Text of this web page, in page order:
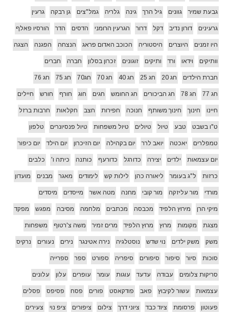
גבעת שמיר גוונים גיל הרך גינה גלריה גמל"צים גן רבקה גרעין
גרעינים דורון נדיב דקל דרור הגרעין הרומני הדסים הדר הורסיו פאלף
היו זמנים היוצרים היסטוריה הכוכב האדום פראג הנצחה הפגנה הצגה
וותיקים וידאו ורד ותיקים זוגונים זכרון בסלון חברה חברים
חברת הילדים חג 20 חג 25 חג 40 חג 70 חג70 חג 75 חג 76
חג 77 חג 78 חג הביכורים חג החומש חגים חוג חורף חורש חיילים
חיינו חינוך חינוך משותף חנוכה חפירות חצב חקלאות חרבות ברזל
ט"ו בשבט טבע טיול טיולים טיול משפחות טיול פנסיונרים טלפון
טמפלרים יאכטה יואב לרר יום בקהילה יום הזיכרון יום הילד יום כיפור
יום עצמאות ילדים יצירה כדורגל כדורעף כותנה כיתה ו' כלבים
כרזות ל"ג בעומר ליאורה כהן לילות קש לימודים מאגר מבנים מועדון
מורדי מור עליזקה מור קובי מחנה מטה אשר מייסדים מיסדים
מיקי הרן מירוץ הלפיד מכבסה מכתבים מלחמה מסיבה מפגש מפקד
מצגת מקומות מרוץ מרוץ הלפיד מרים זמיר משה צ'רטוף משפחות
משק משק ילדים נוי שדש נוסטלגיה נירה אטינגר נירים נעורים נרקיס
סוכות סיור סיפור סיפורים סיפריה ספורט ספר ספרייה
סריקות צלומים עבודה עדעד עוגות עומר עופרים עלון עלונים
עצמאות עשור לקיבוץ פאב פודקאסט פורים פסח פסיפס פסלים
פעוטון פרסומת ציוד כבד ציוני דרך צילום ציפורים ציפ נוי צעירים